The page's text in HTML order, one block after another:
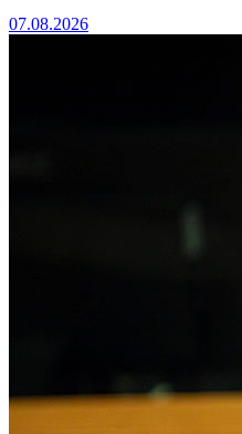
07.08.2026